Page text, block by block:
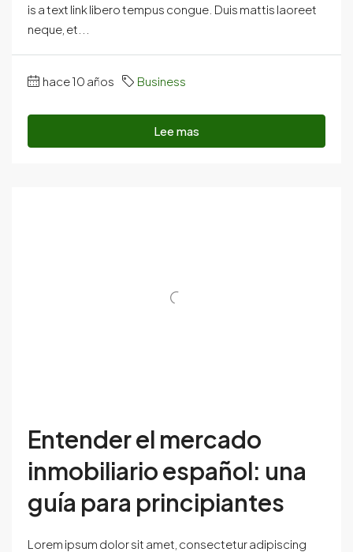
is a text link libero tempus congue. Duis mattis laoreet
neque, et...
hace 10 años Business
Lee mas
Entender el mercado
inmobiliario español: una
guía para principiantes
Lorem ipsum dolor sit amet, consectetur adipiscing